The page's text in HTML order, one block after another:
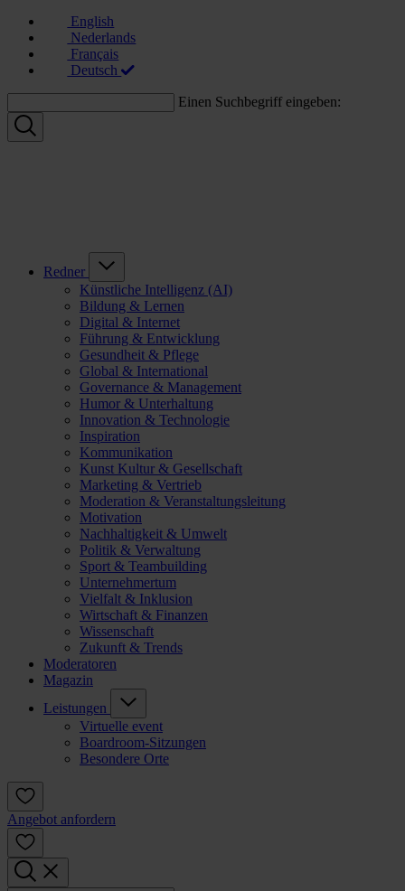
English
Nederlands
Français
Deutsch
Einen Suchbegriff eingeben:
Redner
Künstliche Intelligenz (AI)
Bildung & Lernen
Digital & Internet
Führung & Entwicklung
Gesundheit & Pflege
Global & International
Governance & Management
Humor & Unterhaltung
Innovation & Technologie
Inspiration
Kommunikation
Kunst Kultur & Gesellschaft
Marketing & Vertrieb
Moderation & Veranstaltungsleitung
Motivation
Nachhaltigkeit & Umwelt
Politik & Verwaltung
Sport & Teambuilding
Unternehmertum
Vielfalt & Inklusion
Wirtschaft & Finanzen
Wissenschaft
Zukunft & Trends
Moderatoren
Magazin
Leistungen
Virtuelle event
Boardroom-Sitzungen
Besondere Orte
Angebot anfordern